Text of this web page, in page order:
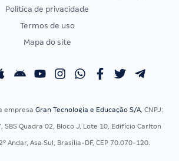
EXAME DE ORDEM
Calendário OAB
Política de privacidade
Termos de uso
Mapa do site
empresa Gran Tecnologia e Educação S/A, CNPJ:
Quadra 02, Bloco J, Lote 10, Edifício Carlton
Andar, Asa Sul, Brasília-DF, CEP 70.070-120.